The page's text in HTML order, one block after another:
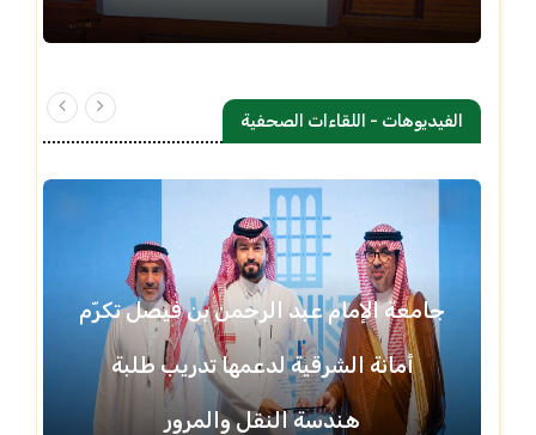
الفيديوهات - اللقاءات الصحفية
جامعة الإمام عبد الرحمن بن فيصل تكرّم
أمانة الشرقية لدعمها تدريب طلبة
هندسة النقل والمرور